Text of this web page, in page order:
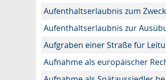
Aufenthaltserlaubnis zum
Aufenthaltserlaubnis zur
Aufgraben einer Straße für
Aufnahme als europäischer